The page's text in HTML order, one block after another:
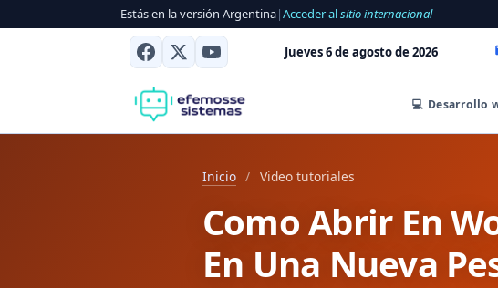
Estás en la versión Argentina|Acceder alsitio internacional
Jueves 6 de agosto de 2026
💻 Desarrollo
Inicio / Video tutoriales
Como Abrir En
En Una Nueva